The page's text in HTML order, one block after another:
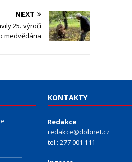
NEXT
25. výročí
medvědária
KONTAKTY
Redakce
redakce@dobnet.cz
tel.: 277 001 111